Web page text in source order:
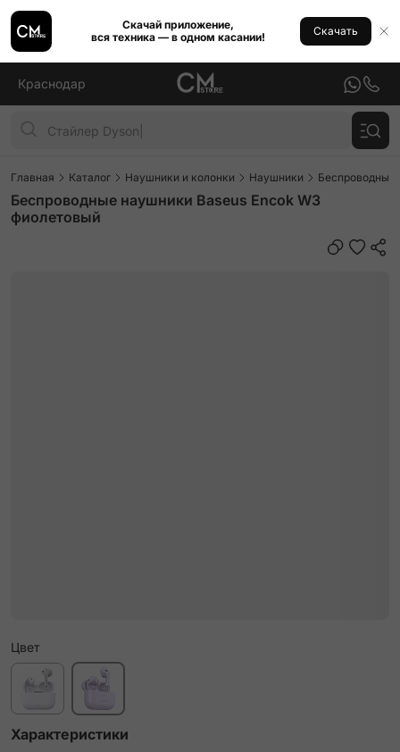
Скачай приложение,
вся техника — в одном касании!
Скачать
Краснодар
Главная Каталог Наушники и колонки Наушники Беспроводные
Беспроводные наушники Baseus Encok W3
фиолетовый
Цвет
Характеристики